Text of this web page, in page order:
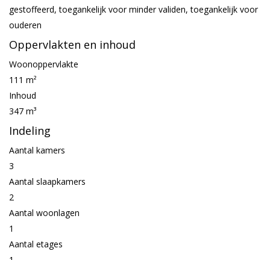
gestoffeerd, toegankelijk voor minder validen, toegankelijk voor
ouderen
Oppervlakten en inhoud
Woonoppervlakte
111 m²
Inhoud
347 m³
Indeling
Aantal kamers
3
Aantal slaapkamers
2
Aantal woonlagen
1
Aantal etages